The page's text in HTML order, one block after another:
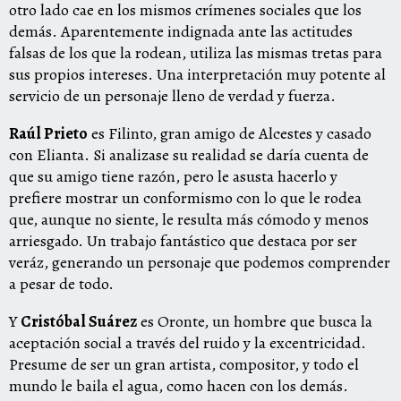
otro lado cae en los mismos crímenes sociales que los
demás. Aparentemente indignada ante las actitudes
falsas de los que la rodean, utiliza las mismas tretas para
sus propios intereses. Una interpretación muy potente al
servicio de un personaje lleno de verdad y fuerza.
Raúl Prieto es Filinto, gran amigo de Alcestes y casado
con Elianta. Si analizase su realidad se daría cuenta de
que su amigo tiene razón, pero le asusta hacerlo y
prefiere mostrar un conformismo con lo que le rodea
que, aunque no siente, le resulta más cómodo y menos
arriesgado. Un trabajo fantástico que destaca por ser
veráz, generando un personaje que podemos comprender
a pesar de todo.
YCristóbal Suárezes Oronte, un hombre que busca la
aceptación social a través del ruido y la excentricidad.
Presume de ser un gran artista, compositor, y todo el
mundo le baila el agua, como hacen con los demás.